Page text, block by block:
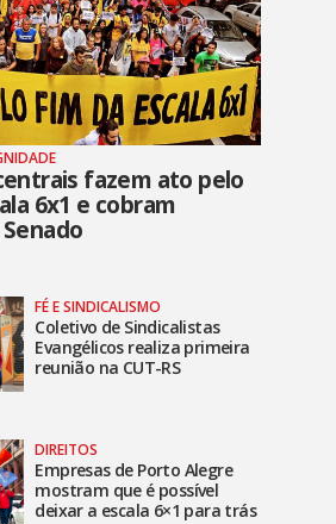
fazem ato pelo
6x1 e cobram
FÉ E SINDICALISMO
Coletivo de Sindicalistas
Evangélicos realiza primeira
reunião na CUT-RS
DIREITOS
Empresas de Porto Alegre
mostram que é possível
deixar a escala 6×1 para trás